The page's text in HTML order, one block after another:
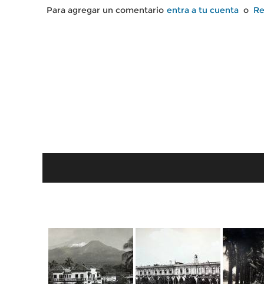
Para agregar un comentario entra a tu cuenta o